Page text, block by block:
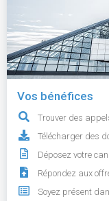
Vos bénéfices
Trouver des
Télécharger des
Déposez votre
Répondez aux
Soyez présent